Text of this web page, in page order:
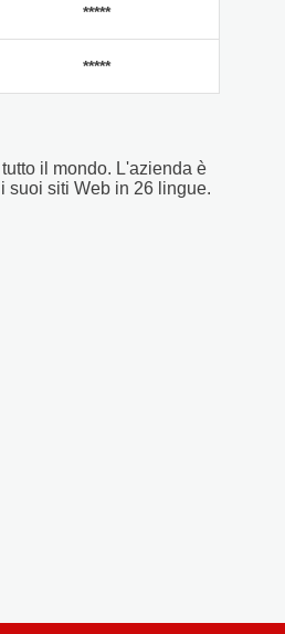
*****
*****
il mondo. L'azienda è
suoi siti Web in 26 lingue.